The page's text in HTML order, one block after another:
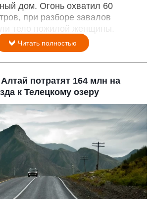
дом. Огонь охватил 60
при разборе завалов
тело пожилой женщины.
Читать полностью
потратят 164 млн на
к Телецкому озеру